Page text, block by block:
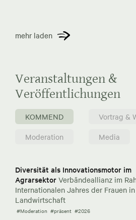
mehr laden
Veranstaltungen &
Veröffentlichungen
KOMMEND
Vortrag &
Moderation
Media
Diversität als Innovationsmotor im
Agrarsektor Verbändeallianz im
Internationalen Jahres der Frauen
Landwirtschaft
#Moderation #präsent #2026